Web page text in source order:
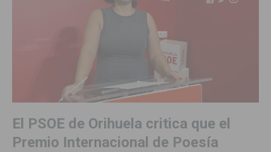
El PSOE de Orihuela critica que el
Premio Internacional de Poesía